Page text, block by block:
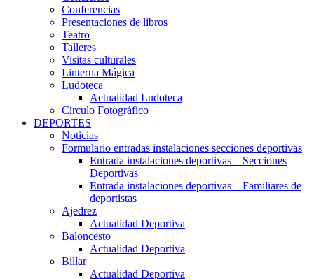
Conferencias
Presentaciones de libros
Teatro
Talleres
Visitas culturales
Linterna Mágica
Ludoteca
Actualidad Ludoteca
Círculo Fotográfico
DEPORTES
Noticias
Formulario entradas instalaciones secciones deportivas
Entrada instalaciones deportivas – Secciones
Deportivas
Entrada instalaciones deportivas – Familiares de
deportistas
Ajedrez
Actualidad Deportiva
Baloncesto
Actualidad Deportiva
Billar
Actualidad Deportiva